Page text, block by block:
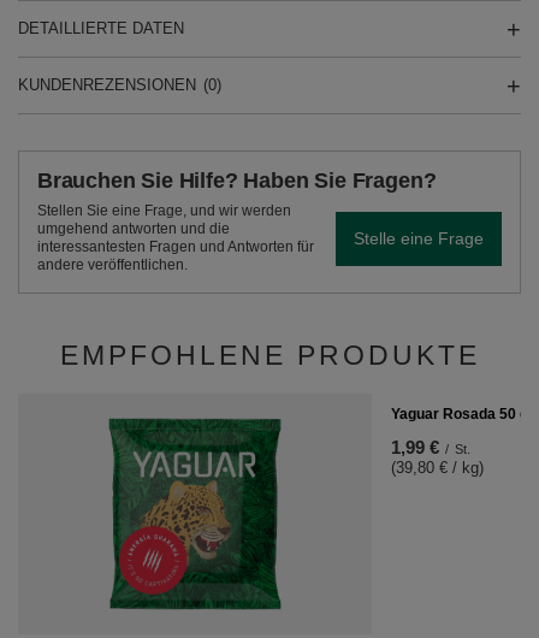
DETAILLIERTE DATEN
KUNDENREZENSIONEN (0)
Brauchen Sie Hilfe? Haben Sie Fragen?
Stellen Sie eine Frage, und wir werden
umgehend antworten und die
interessantesten Fragen und Antworten für
andere veröffentlichen.
Stelle eine Frage
EMPFOHLENE PRODUKTE
Yaguar Rosada 50 g
1,99 € / St.
(39,80 € / kg)